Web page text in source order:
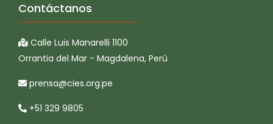
Contáctanos
Calle Luis Manarelli 1100
Orrantia del Mar - Magdalena, Perú
prensa@cies.org.pe
+51 329 9805